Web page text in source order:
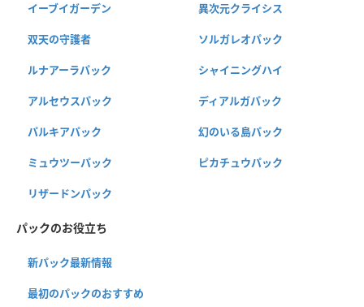
イーブイガーデン 異次元クライシス
双天の守護者 ソルガレオパック
ルナアーラパック シャイニングハイ
アルセウスパック ディアルガパック
パルキアパック 幻のいる島パック
ミュウツーパック ピカチュウパック
リザードンパック
パックのお役立ち
新パック最新情報
最初のパックのおすすめ